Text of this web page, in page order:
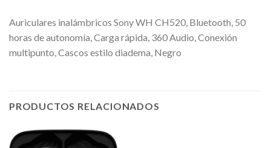
Auriculares inalámbricos Sony WH CH520, Bluetooth, 50
horas de autonomía, Carga rápida, 360 Audio, Conexión
multipunto, Cascos estilo diadema, Negro
PRODUCTOS RELACIONADOS